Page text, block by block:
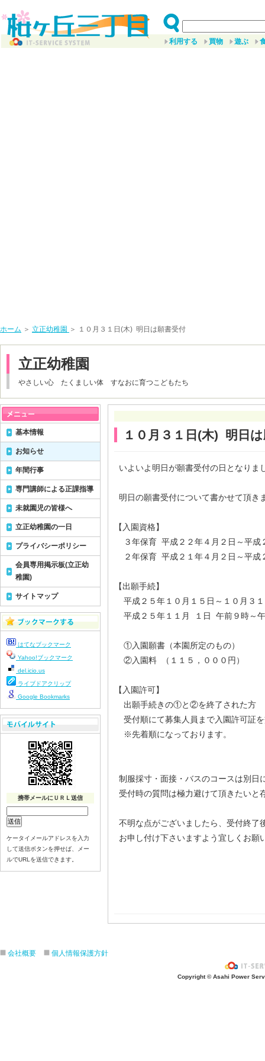
利用する 買物 遊ぶ
ホーム ＞ 立正幼稚園 ＞ １０月３１日(木) 明日は願書受付
立正幼稚園
やさしい心 たくましい体 すなおに育つこどもたち
１０月３１日(木) 明日
いよいよ明日が願書受付の日となりま
明日の願書受付について書かせて頂き
【入園資格】
３年保育 平成２２年４月２日～平成
２年保育 平成２１年４月２日～平成
【出願手続】
平成２５年１０月１５日～１０月
平成２５年１１月 １日 午前９時～
①入園願書（本園所定のもの）
②入園料 （１１５，０００円）
【入園許可】
出願手続きの①と②を終了された方
受付順にて募集人員まで入園許可証
※先着順になっております。
制服採寸・面接・バスのコースは別日
受付時の質問は極力避けて頂きたいと
不明な点がございましたら、受付終了
お申し付け下さいますよう宜しくお願
基本情報
お知らせ
年間行事
専門講師による正課指導
未就園児の皆様へ
立正幼稚園の一日
プライバシーポリシー
会員専用掲示板(立正幼
稚園)
サイトマップ
はてなブックマーク
Yahoo!ブックマーク
del.icio.us
ライブドアクリップ
Google Bookmarks
携帯メールにＵＲＬ送信
ケータイメールアドレスを入力
して送信ボタンを押せば、メー
ルでURLを送信できます。
会社概要 個人情報保護方針
Copyright © Asahi Power